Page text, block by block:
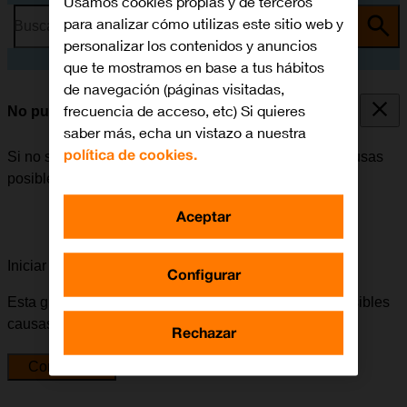
Busca por problema o tema
No puedo iniciar mi tablet
Si no se puede iniciar la tablet, puede haber varias causas
posibles al problema.
Iniciar la guía para solucionar tu problema
Esta guía te va a conducir a través de una serie de posibles
causas y soluciones al problema.
Comenzar
para analizar cómo utilizas este sitio web y
personalizar los contenidos y anuncios
que te mostramos en base a tus hábitos
de navegación (páginas visitadas,
frecuencia de acceso, etc) Si quieres
saber más, echa un vistazo a nuestra
política de cookies.
Configurar
Rechazar
Aceptar